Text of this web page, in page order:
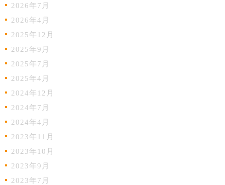
2026年7月
2026年4月
2025年12月
2025年9月
2025年7月
2025年4月
2024年12月
2024年7月
2024年4月
2023年11月
2023年10月
2023年9月
2023年7月